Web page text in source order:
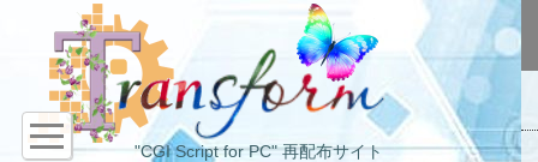
"CGI Script for PC" 再配布サイト